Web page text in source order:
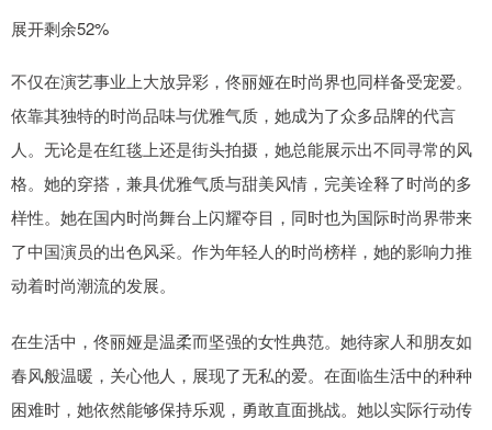
展开剩余52%
不仅在演艺事业上大放异彩，佟丽娅在时尚界也同样备受宠爱。
依靠其独特的时尚品味与优雅气质，她成为了众多品牌的代言
人。无论是在红毯上还是街头拍摄，她总能展示出不同寻常的风
格。她的穿搭，兼具优雅气质与甜美风情，完美诠释了时尚的多
样性。她在国内时尚舞台上闪耀夺目，同时也为国际时尚界带来
了中国演员的出色风采。作为年轻人的时尚榜样，她的影响力推
动着时尚潮流的发展。
在生活中，佟丽娅是温柔而坚强的女性典范。她待家人和朋友如
春风般温暖，关心他人，展现了无私的爱。在面临生活中的种种
困难时，她依然能够保持乐观，勇敢直面挑战。她以实际行动传